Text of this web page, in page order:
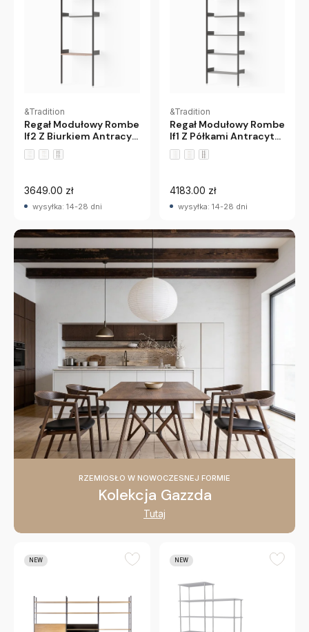
&Tradition
Regał Modułowy Rombe
If2 Z Biurkiem Antracyt
Andtradition
3649.00 zł
wysyłka: 14-28 dni
RZEMIOSŁO W NOWOCZESNEJ FORMIE
Kolekcja Gazzda
Tutaj
&Tradition
Regał Modułowy Rombe
If1 Z Półkami Antracyt
Andtradition
4183.00 zł
wysyłka: 14-28 dni
NEW NEW